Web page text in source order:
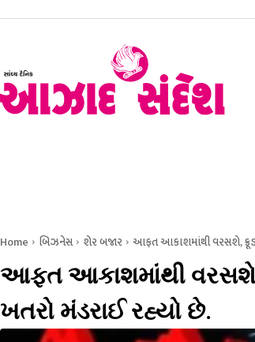
Home બિઝનેસ શેર બજાર આફત આકાશમાંથી વરસશે,
આફત આકાશમાંથી
ખતરો મંડરાઈ રહ્યો છે.